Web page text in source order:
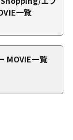
一覧
MOVIE一覧